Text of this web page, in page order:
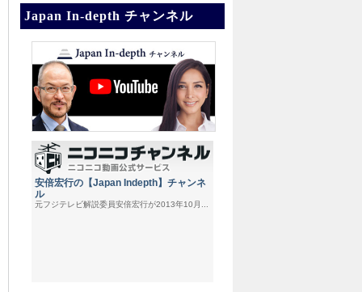
Japan In-depth チャンネル